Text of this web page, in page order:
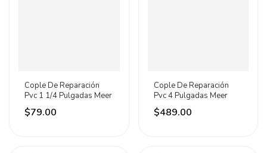
Cople De Reparación
Pvc 1 1/4 Pulgadas Meer
$79.00
Cople De Reparación
Pvc 4 Pulgadas Meer
$489.00